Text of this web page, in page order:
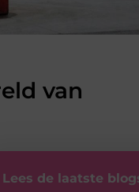
van
Lees de laatste